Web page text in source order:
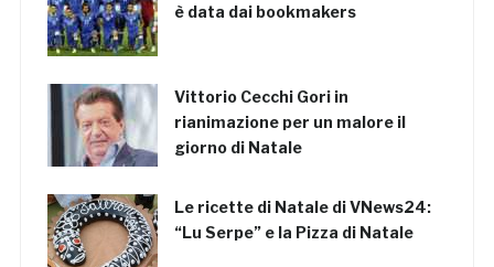
è data dai bookmakers
Vittorio Cecchi Gori in
rianimazione per un malore il
giorno di Natale
Le ricette di Natale di VNews24:
“Lu Serpe” e la Pizza di Natale